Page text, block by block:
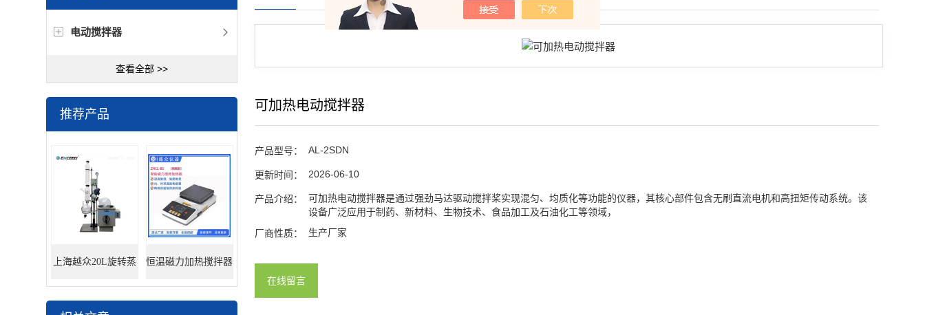
电动搅拌器
查看全部 >>
推荐产品
上海越众20L旋转蒸 恒温磁力加热搅拌器
可加热电动搅拌器
产品型号： AL-2SDN
更新时间： 2026-06-10
产品介绍：
可加热电动搅拌器是通过强劲马达驱动搅拌桨实现混匀、均质化等功能的仪器，其核心部件包含无刷直流电机和高扭矩传动系统。该
设备广泛应用于制药、新材料、生物技术、食品加工及石油化工等领域，
厂商性质： 生产厂家
在线留言